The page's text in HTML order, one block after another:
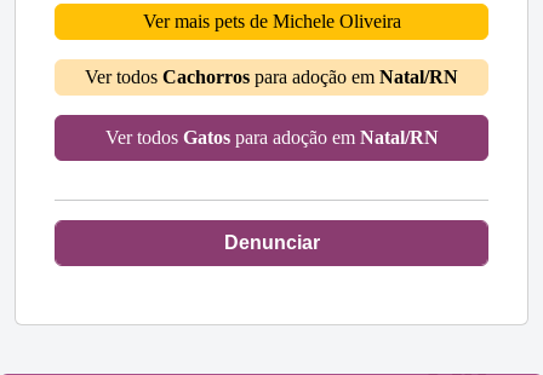
Ver mais pets de Michele Oliveira
Ver todos Cachorros para adoção em Natal/RN
Ver todos Gatospara adoção em Natal/RN
Denunciar